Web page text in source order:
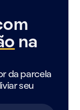
na
da parcela
seu